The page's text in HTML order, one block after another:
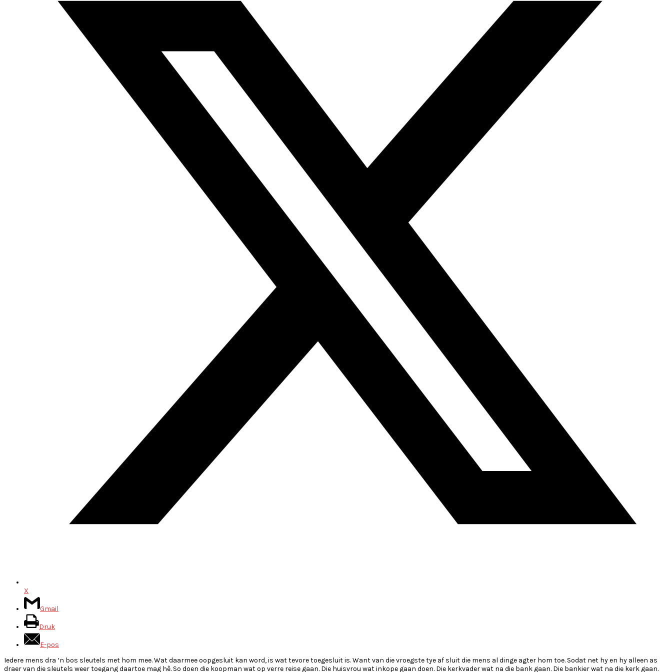
X
Gmail
Druk
E-pos
Iedere mens dra ‘n bos sleutels met hom mee. Wat daarmee oopgesluit kan word, is wat tevore toegesluit is. Want van die vroegste tye af sluit die mens al dinge agter hom toe. Sodat net hy en hy alleen as
draer van die sleutels weer toegang daartoe mag hê. So doen die koopman wat op verre reise gaan. Die huisvrou wat inkope gaan doen. Die kerkvader wat na die bank gaan. Die bankier wat na die kerk gaan.